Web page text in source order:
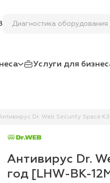
Диагностика
Услуги для
Dr. Web Security Space
Антивирус Dr.
год [LHW-BK-